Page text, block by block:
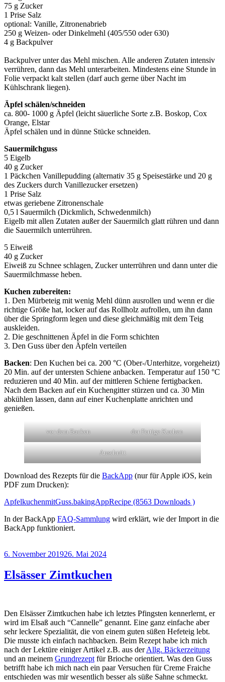
75 g Zucker
1 Prise Salz
optional: Vanille, Zitronenabrieb
250 g Weizen- oder Dinkelmehl (405/550 oder 630)
4 g Backpulver
Backpulver unter das Mehl mischen. Alle anderen Zutaten intensiv
verrühren, dann das Mehl unterarbeiten. Mindestens eine Stunde in
Folie verpackt kalt stellen (darf auch gerne über Nacht im
Kühlschrank liegen).
Äpfel schälen/schneiden
ca. 800- 1000 g Äpfel (leicht säuerliche Sorte z.B. Boskop, Cox
Orange, Elstar
Äpfel schälen und in dünne Stücke schneiden.
Sauermilchguss
5 Eigelb
40 g Zucker
1 Päckchen Vanillepudding (alternativ 35 g Speisestärke und 20 g
des Zuckers durch Vanillezucker ersetzen)
1 Prise Salz
etwas geriebene Zitronenschale
0,5 l Sauermilch (Dickmlich, Schwedenmilch)
Eigelb mit allen Zutaten außer der Sauermilch glatt rühren und dann
die Sauermilch unterrühren.
5 Eiweiß
40 g Zucker
Eiweiß zu Schnee schlagen, Zucker unterrühren und dann unter die
Sauermilchmasse heben.
Kuchen zubereiten:
1. Den Mürbeteig mit wenig Mehl dünn ausrollen und wenn er die
richtige Größe hat, locker auf das Rollholz aufrollen, um ihn dann
über die Springform legen und diese gleichmäßig mit dem Teig
auskleiden.
2. Die geschnittenen Äpfel in die Form schichten
3. Den Guss über den Äpfeln verteilen
Backen: Den Kuchen bei ca. 200 °C (Ober-/Unterhitze, vorgeheizt)
20 Min. auf der untersten Schiene anbacken. Temperatur auf 150 °C
reduzieren und 40 Min. auf der mittleren Schiene fertigbacken.
Nach dem Backen auf ein Kuchengitter stürzen und ca. 30 Min
abkühlen lassen, dann auf einer Kuchenplatte anrichten und
genießen.
vor dem Backen der Fertige Kuchen
Anschnitt
Download des Rezepts für die BackApp (nur für Apple iOS, kein
PDF zum Drucken):
ApfelkuchenmitGuss.bakingAppRecipe (8563 Downloads )
In der BackApp FAQ-Sammlung wird erklärt, wie der Import in die
BackApp funktioniert.
Veröffentlicht
6. November 201926. Mai 2024
Elsässer Zimtkuchen
Den Elsässer Zimtkuchen habe ich letztes Pfingsten kennerlernt, er
wird im Elsaß auch “Cannelle” genannt. Eine ganz einfache aber
sehr leckere Spezialität, die von einem guten süßen Hefeteig lebt.
Die musste ich einfach nachbacken. Beim Rezept habe ich mich
nach der Lektüre einiger Artikel z.B. aus derAllg. Bäckerzeitung
und an meinem Grundrezept für Brioche orientiert. Was den Guss
betrifft habe ich mich nach ein paar Versuchen für Creme Fraiche
entschieden was mir wesentlich besser als süße Sahne schmeckt.